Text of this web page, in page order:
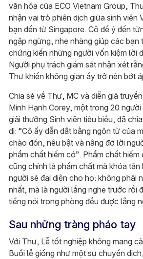
văn hóa của ECO Vietnam Group,
nhận vai trò phiên dịch giữa sinh viên
bạn đến từ Singapore. Cô để ý đến
ngập ngừng, nhẹ nhàng giúp các bạn
chứng kiến những người vốn kiệm lời
Người phụ trách giám sát nhận xét
Thư khiến không gian ấy trở nên bớt
Chia sẻ về Thư, MC và diễn giả
Minh Hạnh Corey, một trong 20
giải thưởng Sinh viên tiêu biểu, đã
dị: “Cô ấy dẫn dắt bằng ngôn từ của
chào đón, nêu bật và nâng đỡ lời
phẩm chất hiếm có”. Phẩm chất
cũng chính là phẩm chất mà khóa tân
người sẽ đại diện cho họ: không phải
nhất, mà là người lắng nghe trước rồi
tiếng nói trong phòng đều được lắng
Sau những tràng pháo tay
Với Thư, Lễ tốt nghiệp không mang
Buổi lễ giống như một sự chuyển